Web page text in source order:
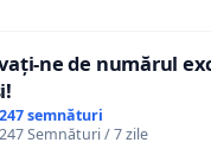
ne de numărul
semnături
Semnături / 7 zile